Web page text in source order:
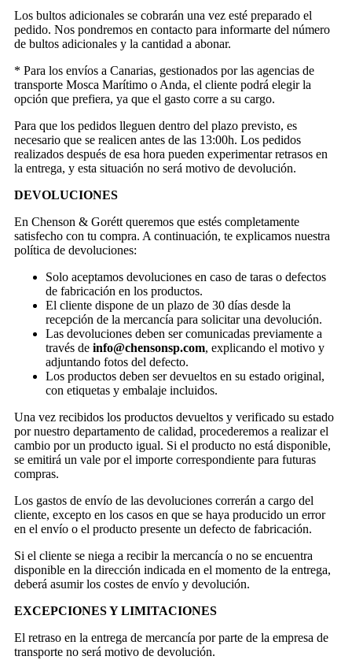
Los bultos adicionales se cobrarán una vez esté preparado el
pedido. Nos pondremos en contacto para informarte del número
de bultos adicionales y la cantidad a abonar.
* Para los envíos a Canarias, gestionados por las agencias de
transporte Mosca Marítimo o Anda, el cliente podrá elegir la
opción que prefiera, ya que el gasto corre a su cargo.
Para que los pedidos lleguen dentro del plazo previsto, es
necesario que se realicen antes de las 13:00h. Los pedidos
realizados después de esa hora pueden experimentar retrasos en
la entrega, y esta situación no será motivo de devolución.
DEVOLUCIONES
En Chenson & Gorétt queremos que estés completamente
satisfecho con tu compra. A continuación, te explicamos nuestra
política de devoluciones:
Solo aceptamos devoluciones en caso de taras o defectos
de fabricación en los productos.
El cliente dispone de un plazo de 30 días desde la
recepción de la mercancía para solicitar una devolución.
Las devoluciones deben ser comunicadas previamente a
través de info@chensonsp.com, explicando el motivo y
adjuntando fotos del defecto.
Los productos deben ser devueltos en su estado original,
con etiquetas y embalaje incluidos.
Una vez recibidos los productos devueltos y verificado su estado
por nuestro departamento de calidad, procederemos a realizar el
cambio por un producto igual. Si el producto no está disponible,
se emitirá un vale por el importe correspondiente para futuras
compras.
Los gastos de envío de las devoluciones correrán a cargo del
cliente, excepto en los casos en que se haya producido un error
en el envío o el producto presente un defecto de fabricación.
Si el cliente se niega a recibir la mercancía o no se encuentra
disponible en la dirección indicada en el momento de la entrega,
deberá asumir los costes de envío y devolución.
EXCEPCIONES Y LIMITACIONES
El retraso en la entrega de mercancía por parte de la empresa de
transporte no será motivo de devolución.